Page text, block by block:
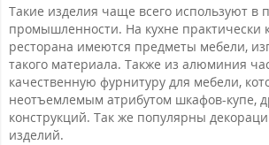
Такие изделия чаще всего используют в
промышленности. На кухне практически
ресторана имеются предметы мебели,
такого материала. Также из алюминия
качественную фурнитуру для мебели,
неотъемлемым атрибутом шкафов-купе,
конструкций. Так же популярны
изделий.